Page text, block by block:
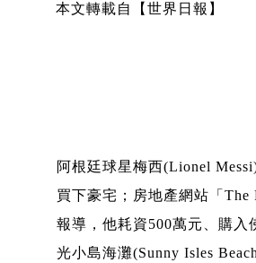
本文轉載自【世界日報】
阿根廷球星梅西(Lionel
買下豪宅；房地產網站「The
報導，他耗資500萬元、購入
光小島海灘(Sunny Isles